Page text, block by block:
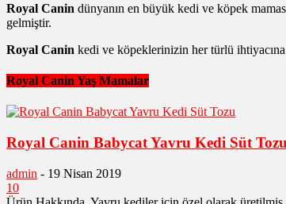
Royal Canin dünyanın en büyük kedi ve köpek
gelmiştir.
Royal Canin kedi ve köpeklerinizin her türlü
Royal Canin Yaş Mamalar
Royal Canin Babycat Yavru Kedi Süt
admin - 19 Nisan 2019
10